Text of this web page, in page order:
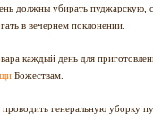
должны убирать пуджарскую,
в вечернем поклонении.
каждый день для
Божествам.
генеральную уборку